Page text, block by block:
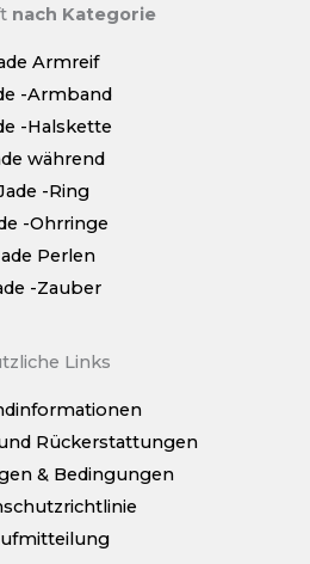
nach Kategorie
Armreif
-Armband
-Halskette
während
-Ring
-Ohrringe
Perlen
-Zauber
Links
Rückerstattungen
& Bedingungen